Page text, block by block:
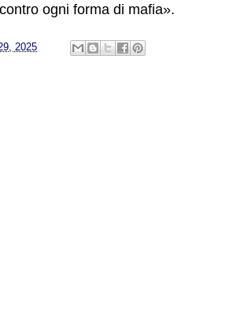
ogni forma di mafia».
2025